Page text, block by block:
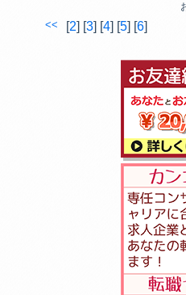
<< [2] [3] [4] [5] [6]